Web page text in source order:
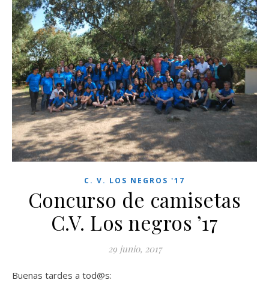
C. V. LOS NEGROS '17
Concurso de camisetas
C.V. Los negros ’17
29 junio, 2017
Buenas tardes a tod@s: